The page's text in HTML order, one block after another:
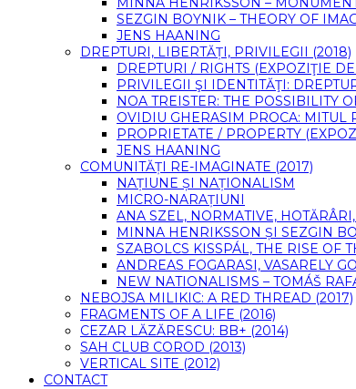
SEZGIN BOYNIK – THEORY OF
JENS HAANING
DREPTURI, LIBERTĂȚI, PRIVILEGII (2018)
DREPTURI / RIGHTS (EXPOZIŢIE
PRIVILEGII ŞI IDENTITĂŢI:
NOA TREISTER: THE POSSIBILITY
OVIDIU GHERASIM PROCA: MITUL
PROPRIETATE / PROPERTY
JENS HAANING
COMUNITĂȚI RE-IMAGINATE (2017)
NAȚIUNE ȘI NAȚIONALISM
MICRO-NARAȚIUNI
ANA SZEL, NORMATIVE,
MINNA HENRIKSSON ȘI SEZGIN
SZABOLCS KISSPÁL, THE RISE OF
ANDREAS FOGARASI, VASARELY
NEW NATIONALISMS – TOMÁŠ
NEBOJSA MILIKIC: A RED THREAD (2017)
FRAGMENTS OF A LIFE (2016)
CEZAR LĂZĂRESCU: BB+ (2014)
SAH CLUB COROD (2013)
VERTICAL SITE (2012)
CONTACT